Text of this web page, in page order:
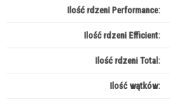
Ilość rdzeni Performance:
Ilość rdzeni Efficient:
Ilość rdzeni Total:
Ilość wątków: